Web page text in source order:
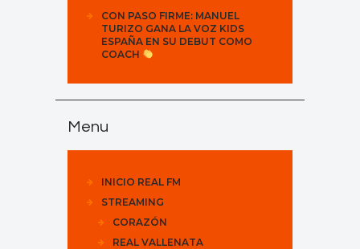
CON PASO FIRME: MANUEL
TURIZO GANA LA VOZ KIDS
ESPAÑA EN SU DEBUT COMO
COACH
Menu
INICIO REAL FM
STREAMING
CORAZÓN
REAL VALLENATA